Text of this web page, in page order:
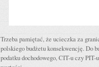
Trzeba pamiętać, że ucieczka za
polskiego budżetu konsekwencję. Do
podatku dochodowego, CIT-u czy